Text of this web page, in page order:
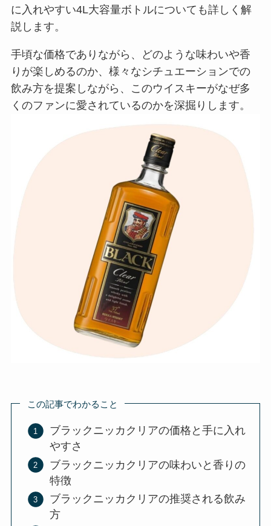
に入れやすい4L大容量ボトルについても詳しく解
説します。
手頃な価格でありながら、どのような味わいや香
りが楽しめるのか、様々なシチュエーションでの
飲み方を提案しながら、このウイスキーがなぜ多
くのファンに愛されているのかを深掘りします。
この記事でわかること
ブラックニッカクリアの価格と手に入れ
やすさ
ブラックニッカクリアの味わいと香りの
特徴
ブラックニッカクリアの推奨される飲み
方